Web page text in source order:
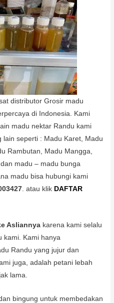
distributor Grosir madu
di Indonesia. Kami
madu nektar Randu kami
lain seperti : Madu Karet, Madu
Rambutan, Madu Mangga,
madu – madu bunga
madu bisa hubungi kami
. atau klik DAFTAR
Asliannya karena kami selalu
kami. Kami hanya
Randu yang jujur dan
juga, adalah petani lebah
lama.
bingung untuk membedakan